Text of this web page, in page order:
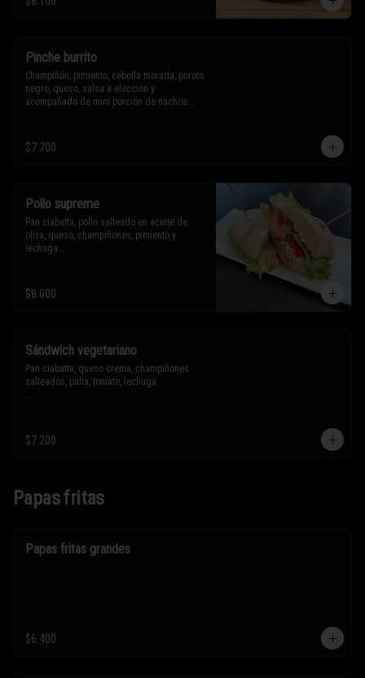
Sólo puedes solicitar eliminar un
Pinche burrito
Champiñón, pimiento, cebolla morada, poroto
negro, queso, salsa a elección y
acompañado de mini porción de nachos.
* Los ingredientes no son intercambiables.
$7.700
Pollo supreme
Pan ciabatta, pollo salteado en aceite de
oliva, queso, champiñones, pimiento y
lechuga.
* Los ingredientes no son intercambiables.
Sólo puedes solicitar eliminar un
$8.000
Sándwich vegetariano
Pan ciabatta, queso crema, champiñones
salteados, palta, tomate, lechuga.
ingrediente.
$7.200
Papas fritas
Papas fritas grandes
$6.400